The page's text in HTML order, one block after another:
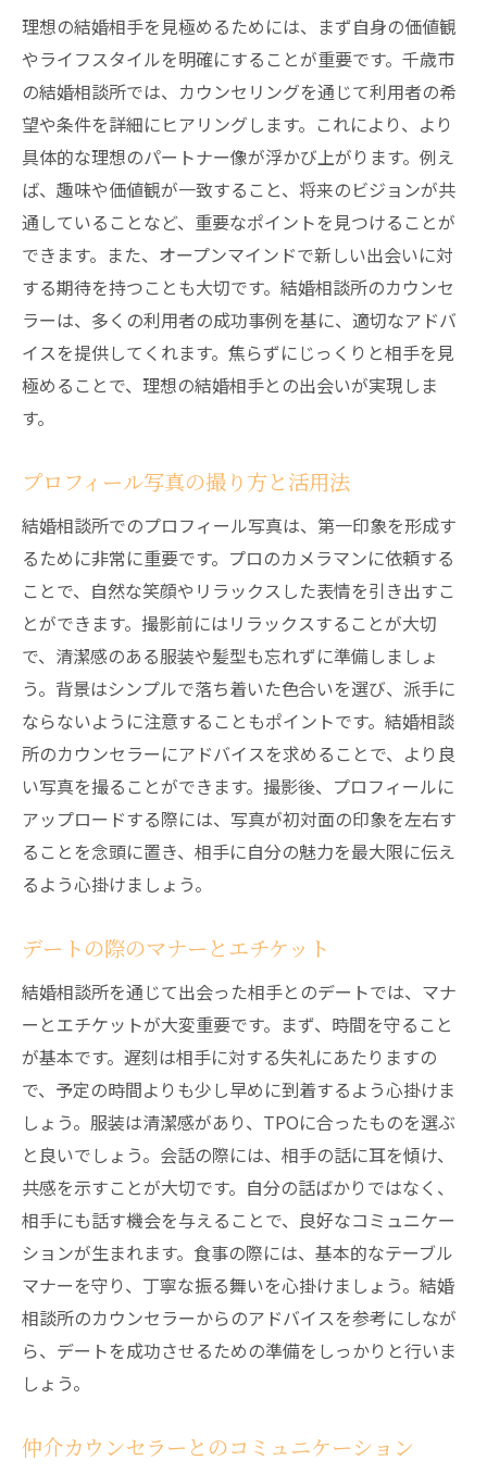
理想の結婚相手を見極めるためには、まず自身の価値観
やライフスタイルを明確にすることが重要です。千歳市
の結婚相談所では、カウンセリングを通じて利用者の希
望や条件を詳細にヒアリングします。これにより、より
具体的な理想のパートナー像が浮かび上がります。例え
ば、趣味や価値観が一致すること、将来のビジョンが共
通していることなど、重要なポイントを見つけることが
できます。また、オープンマインドで新しい出会いに対
する期待を持つことも大切です。結婚相談所のカウンセ
ラーは、多くの利用者の成功事例を基に、適切なアドバ
イスを提供してくれます。焦らずにじっくりと相手を見
極めることで、理想の結婚相手との出会いが実現しま
す。
プロフィール写真の撮り方と活用法
結婚相談所でのプロフィール写真は、第一印象を形成す
るために非常に重要です。プロのカメラマンに依頼する
ことで、自然な笑顔やリラックスした表情を引き出すこ
とができます。撮影前にはリラックスすることが大切
で、清潔感のある服装や髪型も忘れずに準備しましょ
う。背景はシンプルで落ち着いた色合いを選び、派手に
ならないように注意することもポイントです。結婚相談
所のカウンセラーにアドバイスを求めることで、より良
い写真を撮ることができます。撮影後、プロフィールに
アップロードする際には、写真が初対面の印象を左右す
ることを念頭に置き、相手に自分の魅力を最大限に伝え
るよう心掛けましょう。
デートの際のマナーとエチケット
結婚相談所を通じて出会った相手とのデートでは、マナ
ーとエチケットが大変重要です。まず、時間を守ること
が基本です。遅刻は相手に対する失礼にあたりますの
で、予定の時間よりも少し早めに到着するよう心掛けま
しょう。服装は清潔感があり、TPOに合ったものを選ぶ
と良いでしょう。会話の際には、相手の話に耳を傾け、
共感を示すことが大切です。自分の話ばかりではなく、
相手にも話す機会を与えることで、良好なコミュニケー
ションが生まれます。食事の際には、基本的なテーブル
マナーを守り、丁寧な振る舞いを心掛けましょう。結婚
相談所のカウンセラーからのアドバイスを参考にしなが
ら、デートを成功させるための準備をしっかりと行いま
しょう。
仲介カウンセラーとのコミュニケーション